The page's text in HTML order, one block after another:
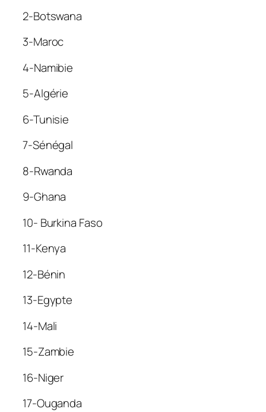
2-Botswana
3-Maroc
4-Namibie
5-Algérie
6-Tunisie
7-Sénégal
8-Rwanda
9-Ghana
10- Burkina Faso
11-Kenya
12-Bénin
13-Egypte
14-Mali
15-Zambie
16-Niger
17-Ouganda